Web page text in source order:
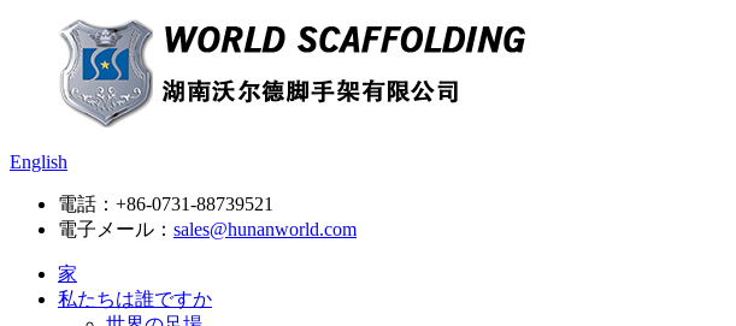
English
電話： +86-0731-88739521
電子メール： sales@hunanworld.com
家
私たちは誰ですか